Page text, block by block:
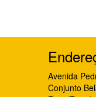
Avenida
Conjunto